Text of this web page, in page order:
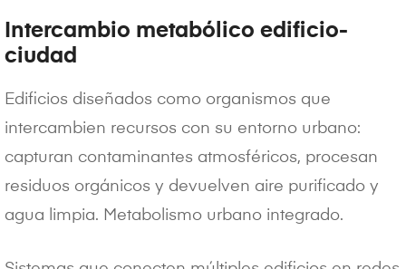
Intercambio metabólico edificio-
ciudad
Edificios diseñados como organismos que
intercambien recursos con su entorno urbano:
capturan contaminantes atmosféricos, procesan
residuos orgánicos y devuelven aire purificado y
agua limpia. Metabolismo urbano integrado.